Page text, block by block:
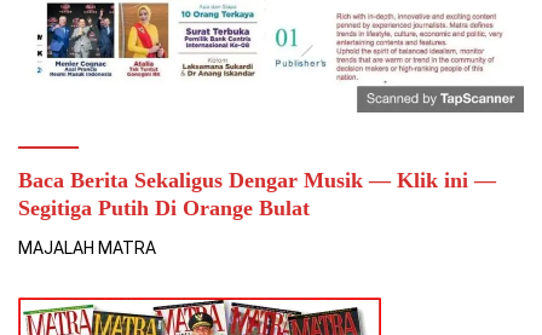
Baca Berita Sekaligus Dengar Musik — Klik ini —
Segitiga Putih Di Orange Bulat
MAJALAH MATRA